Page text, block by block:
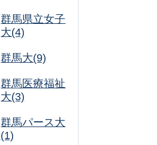
群馬県立女子
大(4)
群馬大(9)
群馬医療福祉
大(3)
群馬パース大
(1)